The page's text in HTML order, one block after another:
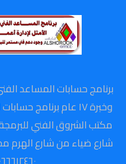
برنامج حسابات المساعد
وخبرة ١٧ عام برنامج
مكتب الشروق الفني
شارع ضياء من شارع الهرم